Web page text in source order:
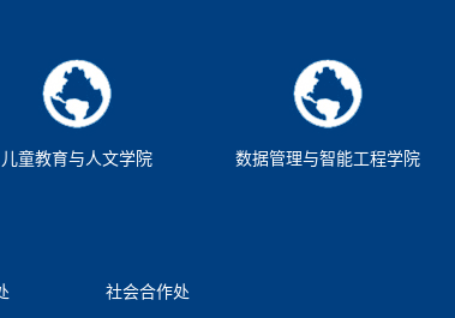
儿童教育与人文学院 数据管理与智能工程学院
社会合作处